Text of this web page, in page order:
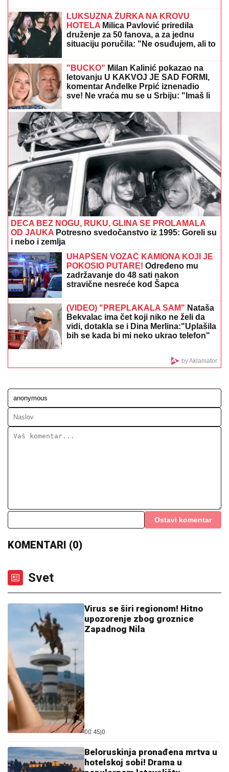
TEŠKA NESREĆA U ZEMUNU:Dve osobe ozbiljno
povređene, hitno prevezeni na VMA
Pogledajte ekskluzivni snimak veridbe
"kralja hleba": Sve se treslo od
ovacija, a evo kako je Aleksandra
reagovala na dijamant (VIDEO)
Povučeno 4,5 tona mesa! Stavljali u
proment sa isteklim rokom trajanja i
čudnim mirisom - Hitno se oglasila
inspekcija
SRBI U GRČKOJ, OPREZ!Ako dobijete ovu poruku,
nikako je ne otvarajte
lice sa Interpolove poternice!
TINEJDŽERKU (17) UDARALE U GLAVU, PA JE
MAKAZE i nastavile da je PONIŽAVAJU
LUKSUZNA ŽURKA NA KROVU
druženje za 50 fanova, a za jednu
situaciju poručila: "Ne osuđujem, ali to
nije moj stil"
"BUCKO"
letovanju U KAKVOJ JE SAD FORMI,
komentar Anđelke Prpić iznenadio
sve! Ne vraća mu se u Srbiju: "Imaš li
ti kuću?" (FOTO)